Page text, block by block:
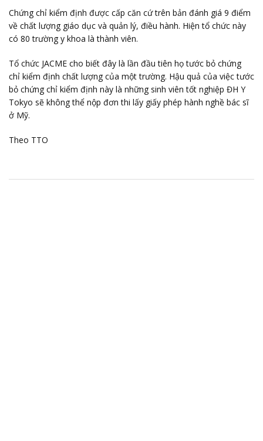
Chứng chỉ kiểm định được cấp căn cứ trên bản đánh giá 9 điểm
về chất lượng giáo dục và quản lý, điều hành. Hiện tổ chức này
có 80 trường y khoa là thành viên.
Tổ chức JACME cho biết đây là lần đầu tiên họ tước bỏ chứng
chỉ kiểm định chất lượng của một trường. Hậu quả của việc tước
bỏ chứng chỉ kiểm định này là những sinh viên tốt nghiệp ĐH Y
Tokyo sẽ không thể nộp đơn thi lấy giấy phép hành nghề bác sĩ
ở Mỹ.
Theo TTO